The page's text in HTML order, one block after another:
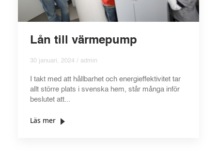
Lån till värmepump
30 januari, 2024 / admin
I takt med att hållbarhet och energieffektivitet tar
allt större plats i svenska hem, står många inför
beslutet att...
Läs mer